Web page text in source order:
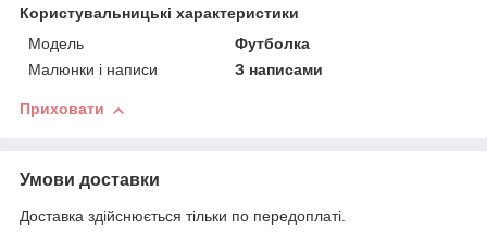
Користувальницькі характеристики
Модель
Футболка
Малюнки і написи
З написами
Приховати
Умови доставки
Доставка здійснюється тільки по передоплаті.